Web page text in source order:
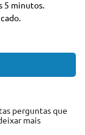
5 minutos.
perguntas que
mais